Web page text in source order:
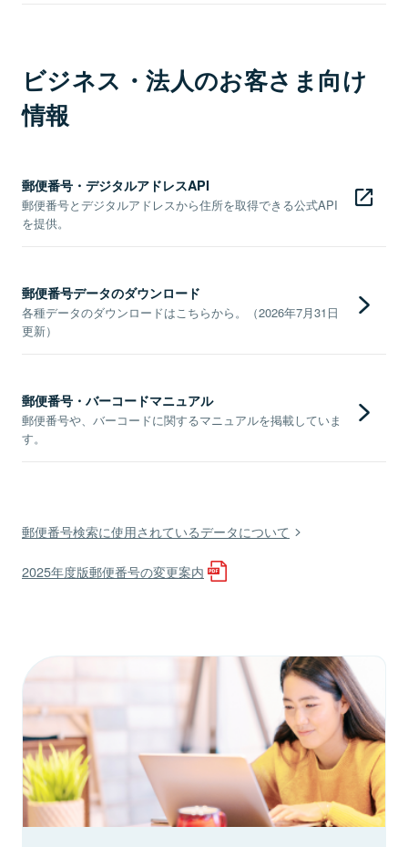
ビジネス・法人のお客さま向け
情報
郵便番号・デジタルアドレスAPI
郵便番号とデジタルアドレスから住所を取得できる公式API
を提供。
郵便番号データのダウンロード
各種データのダウンロードはこちらから。（2026年7月31日
更新）
郵便番号・バーコードマニュアル
郵便番号や、バーコードに関するマニュアルを掲載していま
す。
郵便番号検索に使用されているデータについて
2025年度版郵便番号の変更案内